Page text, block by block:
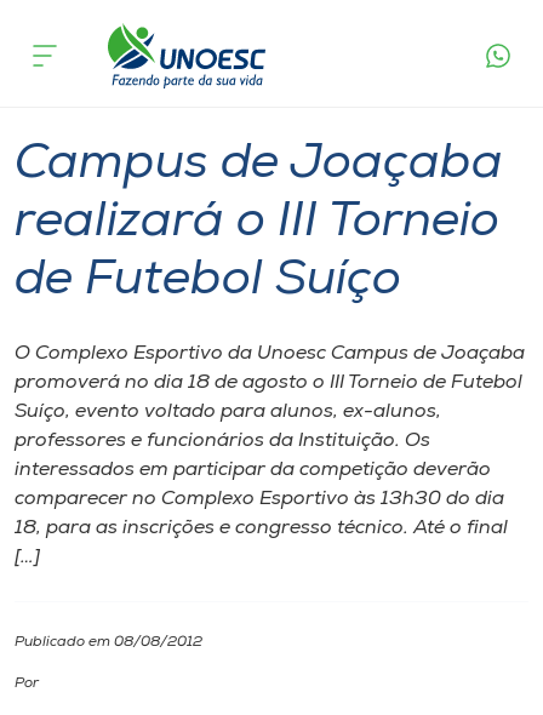
Cursos
Atendimento ao Estudante
Portal de Ensino
A
Unoesc
Internacionalização
acontece
Campus de Joaçaba
realizará o III Torneio
de Futebol Suíço
O Complexo Esportivo da Unoesc Campus de Joaçaba
promoverá no dia 18 de agosto o III Torneio de Futebol
Suíço, evento voltado para alunos, ex-alunos,
professores e funcionários da Instituição. Os
interessados em participar da competição deverão
comparecer no Complexo Esportivo às 13h30 do dia
18, para as inscrições e congresso técnico. Até o final
[…]
Publicado em 08/08/2012
Por